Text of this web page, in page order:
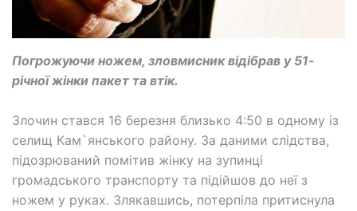
Погрожуючи ножем, зловмисник відібрав у 51-
річної жінки пакет та втік.
Злочин стався 16 березня близько 4:50 в одному із
селищ Кам`янського району. За даними слідства,
підозрюваний помітив жінку на зупинці
громадського транспорту та підійшов до неї з
ножем у руках. Злякавшись, потерпіла притиснула